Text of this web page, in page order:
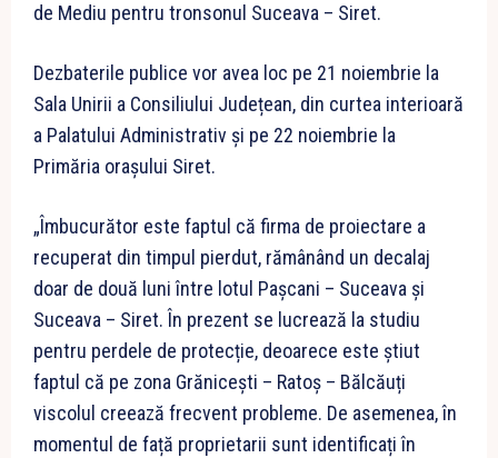
de Mediu pentru tronsonul Suceava – Siret.
Dezbaterile publice vor avea loc pe 21 noiembrie la
Sala Unirii a Consiliului Județean, din curtea interioară
a Palatului Administrativ și pe 22 noiembrie la
Primăria orașului Siret.
„Îmbucurător este faptul că firma de proiectare a
recuperat din timpul pierdut, rămânând un decalaj
doar de două luni între lotul Pașcani – Suceava și
Suceava – Siret. În prezent se lucrează la studiu
pentru perdele de protecție, deoarece este știut
faptul că pe zona Grănicești – Ratoș – Bălcăuți
viscolul creează frecvent probleme. De asemenea, în
momentul de față proprietarii sunt identificați în